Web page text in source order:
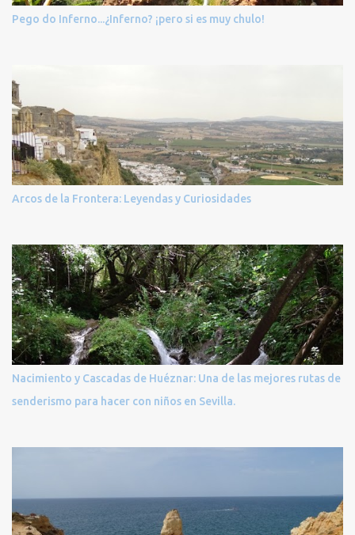
Pego do Inferno...¿Inferno? ¡pero si es muy chulo!
Arcos de la Frontera: Leyendas y Curiosidades
Nacimiento y Cascadas de Huéznar: Una de las mejores rutas de
senderismo para hacer con niños en Sevilla.